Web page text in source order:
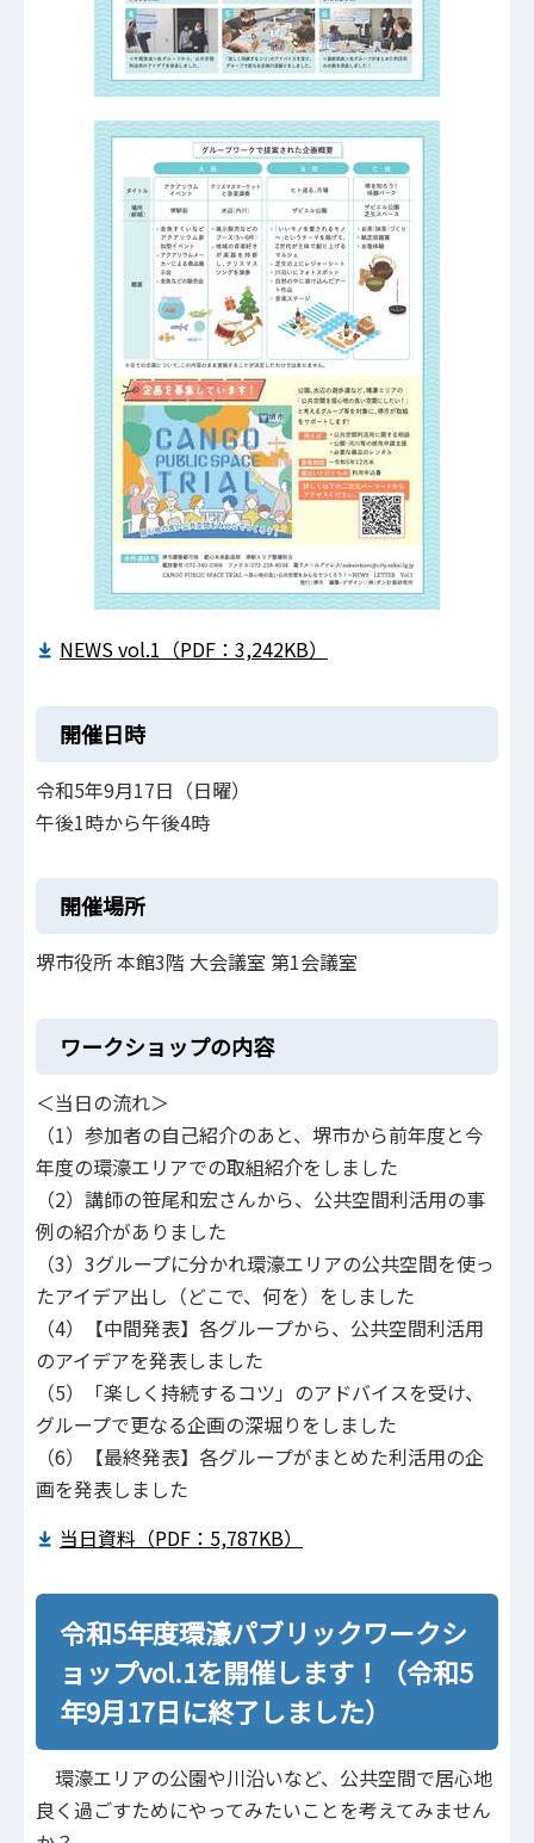
NEWS vol.1（PDF：3,242KB）
開催日時
令和5年9月17日（日曜）
午後1時から午後4時
開催場所
堺市役所 本館3階 大会議室 第1会議室
ワークショップの内容
＜当日の流れ＞
（1）参加者の自己紹介のあと、堺市から前年度と今
年度の環濠エリアでの取組紹介をしました
（2）講師の笹尾和宏さんから、公共空間利活用の事
例の紹介がありました
（3）3グループに分かれ環濠エリアの公共空間を使っ
たアイデア出し（どこで、何を）をしました
（4）【中間発表】各グループから、公共空間利活用
のアイデアを発表しました
（5）「楽しく持続するコツ」のアドバイスを受け、
グループで更なる企画の深堀りをしました
（6）【最終発表】各グループがまとめた利活用の企
画を発表しました
当日資料（PDF：5,787KB）
令和5年度環濠パブリックワークシ
ョップvol.1を開催します！（令和5
年9月17日に終了しました）
環濠エリアの公園や川沿いなど、公共空間で居心地
良く過ごすためにやってみたいことを考えてみません